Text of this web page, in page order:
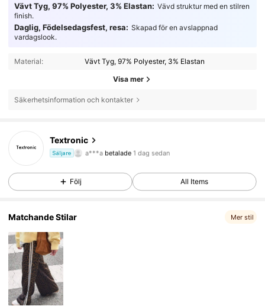
Vävt Tyg, 97% Polyester, 3% Elastan: Vävd struktur med en stilren
finish.
Daglig, Födelsedagsfest, resa: Skapad för en avslappnad
vardagslook.
Material: Vävt Tyg, 97% Polyester, 3% Elastan
Visa mer
Säkerhetsinformation och kontakter
Textronic
Säljare
a***a
4***2 följde1 dag sedan
Följ All Items
Matchande Stilar Mer stil